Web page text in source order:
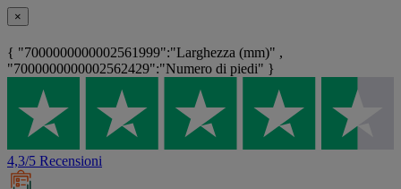
×
{ "7000000000002561999":"Larghezza (mm)" ,
"7000000000002562429":"Numero di piedi" }
4,3/5 Recensioni